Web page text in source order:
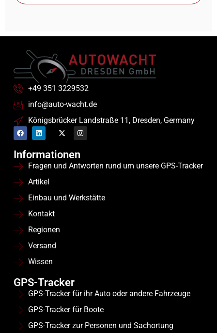
+49 351 3229532
info@auto-wacht.de
Königsbrücker Landstraße 11, Dresden, Germany
Informationen
Fragen und Antworten rund um unsere GPS-Tracker
Artikel
Einbau und Werkstätte
Kontakt
Regionen
Versand
Wissen
GPS-Tracker
GPS-Tracker für ihr Auto oder andere Fahrzeuge
GPS-Tracker für Boote
GPS-Tracker zur Personen und Sachortung